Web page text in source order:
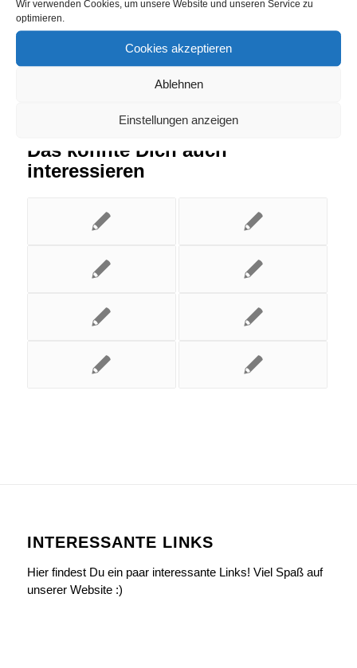
Wir verwenden Cookies, um unsere Website und unseren Service zu
optimieren.
Cookies akzeptieren
Ablehnen
Einstellungen anzeigen
Das könnte Dich auch
interessieren
INTERESSANTE LINKS
Hier findest Du ein paar interessante Links! Viel Spaß auf
unserer Website :)